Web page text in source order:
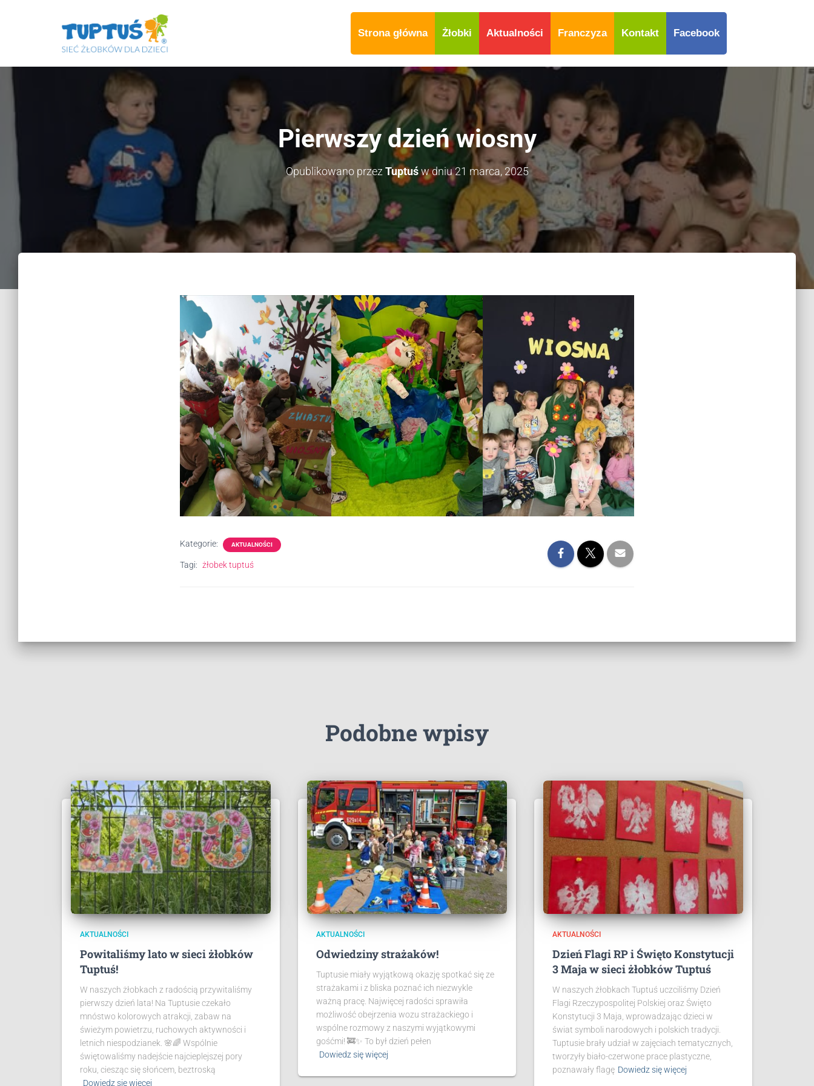
Strona główna Żłobki Aktualności Franczyza Kontakt Facebook
Pierwszy dzień wiosny
Opublikowano przez Tuptuśw dniu21 marca, 2025
Kategorie: AKTUALNOŚCI
Tagi: żłobek tuptuś
Podobne wpisy
AKTUALNOŚCI
Powitaliśmy lato w sieci żłobków
Tuptuś!
W naszych żłobkach z radością przywitaliśmy
pierwszy dzień lata! Na Tuptusie czekało
mnóstwo kolorowych atrakcji, zabaw na
świeżym powietrzu, ruchowych aktywności i
letnich niespodzianek. 🌸🌈 Wspólnie
świętowaliśmy nadejście najcieplejszej pory
roku, ciesząc się słońcem, beztroską
Dowiedz się więcej
AKTUALNOŚCI
Odwiedziny strażaków!
Tuptusie miały wyjątkową okazję spotkać się ze
strażakami i z bliska poznać ich niezwykle
ważną pracę. Najwięcej radości sprawiła
możliwość obejrzenia wozu strażackiego i
wspólne rozmowy z naszymi wyjątkowymi
gośćmi! 🚒✨ To był dzień pełen
Dowiedz się więcej
AKTUALNOŚCI
Dzień Flagi RP i Święto Konstytucji
3 Maja w sieci żłobków Tuptuś
W naszych żłobkach Tuptuś uczciliśmy Dzień
Flagi Rzeczypospolitej Polskiej oraz Święto
Konstytucji 3 Maja, wprowadzając dzieci w
świat symboli narodowych i polskich tradycji.
Tuptusie brały udział w zajęciach tematycznych,
tworzyły biało-czerwone prace plastyczne,
poznawały flagę Dowiedz się więcej